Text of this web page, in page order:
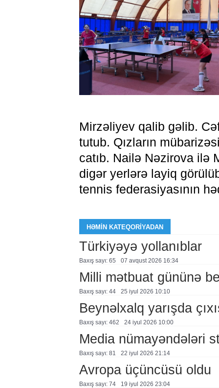
Mirzəliyev qalib gəlib.
tutub. Qızların
catıb. Nailə Nəzirova ilə
digər yerlərə layiq
tennis federasiyasının
HƏMIN KATEQORIYADAN
Türkiyəyə yollanıblar
Baxış sayı: 65 07 avqust 2026 16:34
Milli mətbuat gününə
Baxış sayı: 44 25 i̇yul 2026 10:10
Beynəlxalq yarışda
Baxış sayı: 462 24 i̇yul 2026 10:00
Media nümayəndələri
Baxış sayı: 81 22 i̇yul 2026 21:14
Avropa üçüncüsü oldu
Baxış sayı: 74 19 i̇yul 2026 23:04